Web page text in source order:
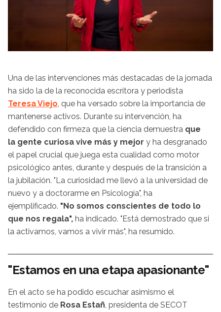
Una de las intervenciones más destacadas de la jornada
ha sido la de la reconocida escritora y periodista
Teresa Viejo , que ha versado sobre la importancia de
mantenerse activos. Durante su intervención, ha
defendido con firmeza que la ciencia demuestra que
la gente curiosa vive más y mejor y ha desgranado
el papel crucial que juega esta cualidad como motor
psicológico antes, durante y después de la transición a
la jubilación. "La curiosidad me llevó a la universidad de
nuevo y a doctorarme en Psicología", ha
ejemplificado. "No somos conscientes de todo lo
que nos regala", ha indicado. "Está demostrado que si
la activamos, vamos a vivir más", ha resumido.
"Estamos en una etapa apasionante"
En el acto se ha podido escuchar asimismo el
testimonio de Rosa Estañ , presidenta de SECOT